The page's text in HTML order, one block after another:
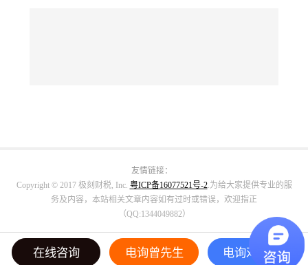
友情链接：
Copyright © 2017 极刻财税, Inc. 粤ICP备16077521号-2.为给大家提供专业的服
务及内容，本站相关文章内容如有过时或错误，欢迎指正
（QQ:1344049882）
在线咨询 电询曾先生 电询邓小姐